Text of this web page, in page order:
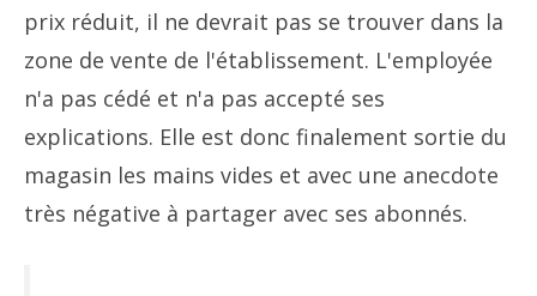
prix réduit, il ne devrait pas se trouver dans la
zone de vente de l'établissement. L'employée
n'a pas cédé et n'a pas accepté ses
explications. Elle est donc finalement sortie du
magasin les mains vides et avec une anecdote
très négative à partager avec ses abonnés.